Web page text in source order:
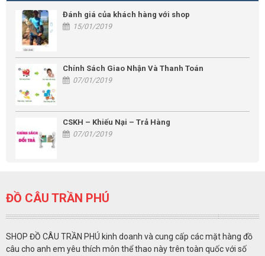
Đánh giá của khách hàng với shop
15/01/2019
Chính Sách Giao Nhận Và Thanh Toán
07/01/2019
CSKH – Khiếu Nại – Trả Hàng
07/01/2019
ĐỒ CÂU TRẦN PHÚ
SHOP ĐỒ CÂU TRẦN PHÚ kinh doanh và cung cấp các mặt hàng đồ
câu cho anh em yêu thích môn thể thao này trên toàn quốc với số